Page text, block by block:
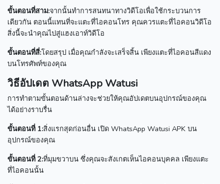
ขั้นตอนที่สาม:จากนั้นทำการสนทนาทางวิดีโอเพื่อใช้กระบวนการ
เดียวกัน ตอนนี้แทนที่จะแตะที่ไอคอนโทร คุณควรแตะที่ไอคอนวิดีโอ
สิ่งนี้จะนำคุณไปสู่แฮงเอาท์วิดีโอ
ขั้นตอนที่สี่:โดยสรุป เมื่อคุณกำลังจะเสร็จสิ้น เพียงแตะที่ไอคอนสีแดง
บนโทรศัพท์ของคุณ
วิธีอัปเดต WhatsApp Watusi
การทำตามขั้นตอนด้านล่างจะช่วยให้คุณอัปเดตบนอุปกรณ์ของคุณ
ได้อย่างราบรื่น
ขั้นตอนที่ 1:สิ่งแรกสุดก่อนอื่น เปิด WhatsApp Watusi APK บน
อุปกรณ์ของคุณ
ขั้นตอนที่ 2:ที่มุมขวาบน ซึ่งคุณจะสังเกตเห็นไอคอนบุคคล เพียงแตะ
ที่ไอคอนนั้น